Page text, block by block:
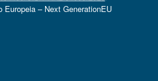
Europeia – Next GenerationEU